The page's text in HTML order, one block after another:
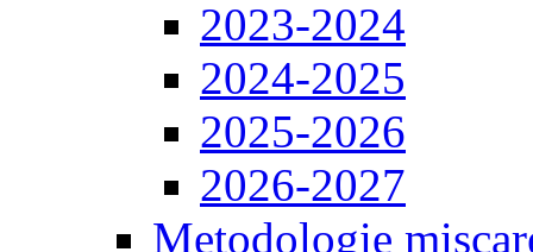
2023-2024
2024-2025
2025-2026
2026-2027
Metodologie